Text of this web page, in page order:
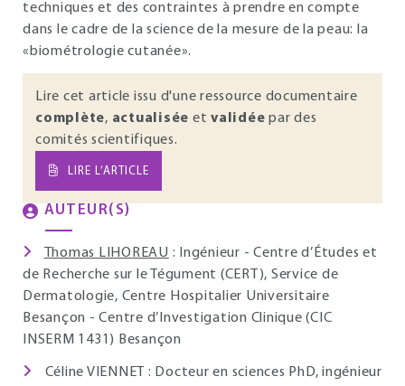
techniques et des contraintes à prendre en compte
dans le cadre de la science de la mesure de la peau: la
«biométrologie cutanée».
Lire cet article issu d'une ressource documentaire
complète, actualisée et validée par des
comités scientifiques.
LIRE L’ARTICLE
AUTEUR(S)
Thomas LIHOREAU : Ingénieur - Centre d’Études et
de Recherche sur le Tégument (CERT), Service de
Dermatologie, Centre Hospitalier Universitaire
Besançon - Centre d’Investigation Clinique (CIC
INSERM 1431) Besançon
Céline VIENNET : Docteur en sciences PhD, ingénieur